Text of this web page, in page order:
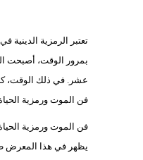
تعتبر الرمزية
بمرور الوقت، أصبحت
عشر. في ذلك الوقت،
فن الموت ورمزية
فن الموت ورمزية